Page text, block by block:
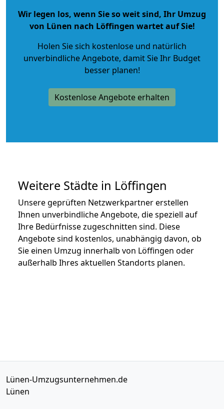
Wir legen los, wenn Sie so weit sind, Ihr Umzug
von Lünen nach Löffingen wartet auf Sie!
Holen Sie sich kostenlose und natürlich
unverbindliche Angebote, damit Sie Ihr Budget
besser planen!
Kostenlose Angebote erhalten
Weitere Städte in Löffingen
Unsere geprüften Netzwerkpartner erstellen
Ihnen unverbindliche Angebote, die speziell auf
Ihre Bedürfnisse zugeschnitten sind. Diese
Angebote sind kostenlos, unabhängig davon, ob
Sie einen Umzug innerhalb von Löffingen oder
außerhalb Ihres aktuellen Standorts planen.
Lünen-Umzugsunternehmen.de
Lünen